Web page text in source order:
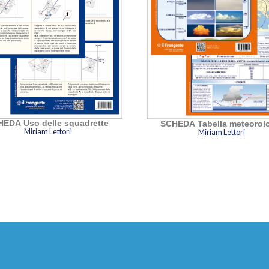
Uso delle squadrette
Miriam Lettori
SCHEDA Tabella
Miriam Lettori